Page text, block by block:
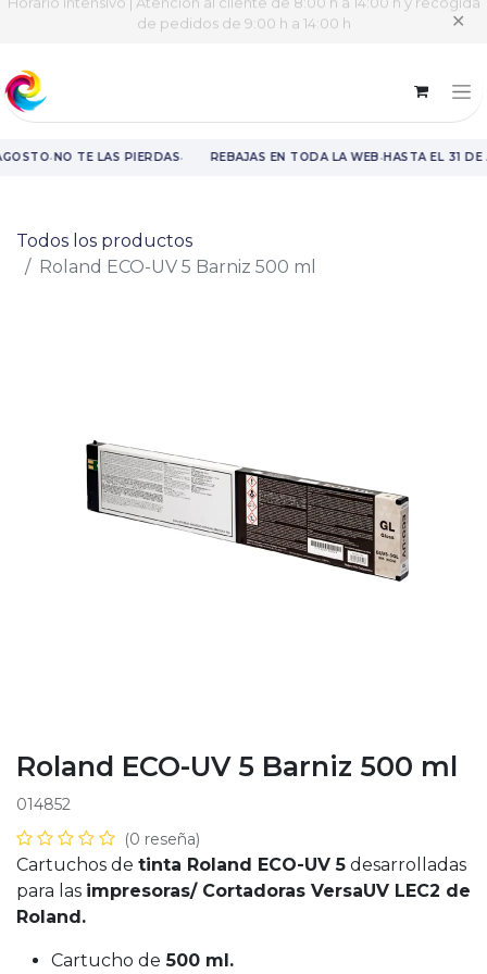
Horario intensivo | Atención al cliente de 8:00 h a 14:00 h y recogida
de pedidos de 9:00 h a 14:00 h
✕
·NO TE LAS PIERDAS· REBAJAS EN TODA LA WEB·HASTA EL 31 DE
Todos los productos
Roland ECO-UV 5 Barniz 500 ml
Roland ECO-UV 5 Barniz 500 ml
014852
(0 reseña)
Cartuchos de tinta Roland ECO-UV 5 desarrolladas
para las impresoras/ Cortadoras VersaUV LEC2 de
Roland.
Cartucho de 500 ml.